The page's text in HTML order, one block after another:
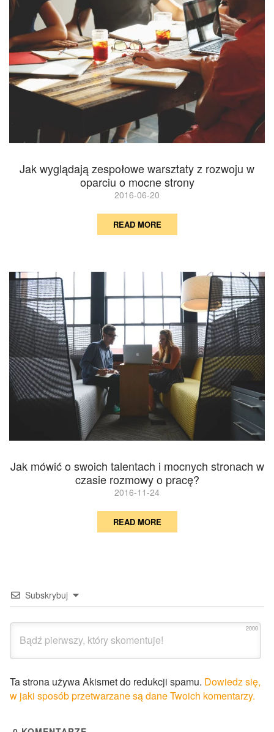
Jak wyglądają zespołowe warsztaty z rozwoju w
oparciu o mocne strony
2016-06-20
READ MORE
Jak mówić o swoich talentach i mocnych stronach w
czasie rozmowy o pracę?
2016-11-24
READ MORE
Subskrybuj
2000
Ta strona używa Akismet do redukcji spamu. Dowiedz się,
w jaki sposób przetwarzane są dane Twoich komentarzy.